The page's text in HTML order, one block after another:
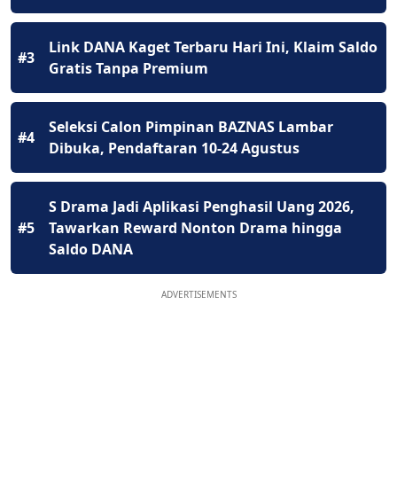
#3
Link DANA Kaget Terbaru Hari Ini, Klaim Saldo
Gratis Tanpa Premium
#4
Seleksi Calon Pimpinan BAZNAS Lambar
Dibuka, Pendaftaran 10-24 Agustus
#5
S Drama Jadi Aplikasi Penghasil Uang 2026,
Tawarkan Reward Nonton Drama hingga
Saldo DANA
ADVERTISEMENTS